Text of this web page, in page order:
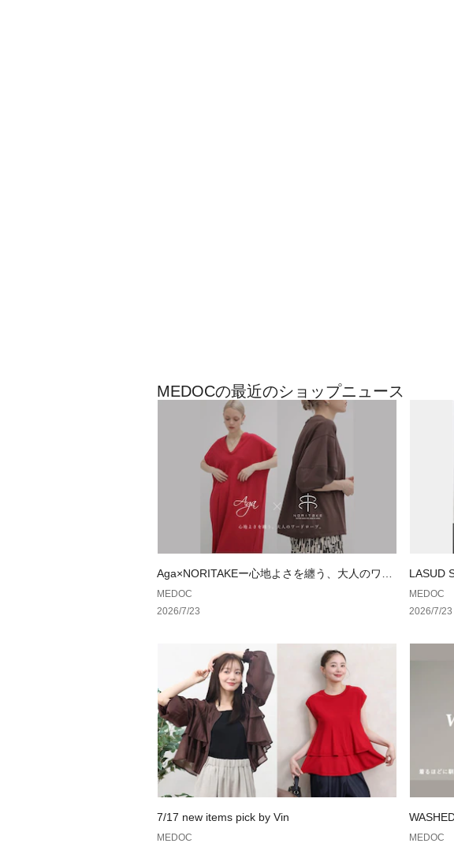
MEDOCの最近のショップニュース
Aga×NORITAKEー心地よさを纏う、大人のワー
ドローブ。ー
MEDOC
2026/7/23
LASUD
MEDOC
2026/7/23
7/17 new items pick by Vin
MEDOC
MEDOC